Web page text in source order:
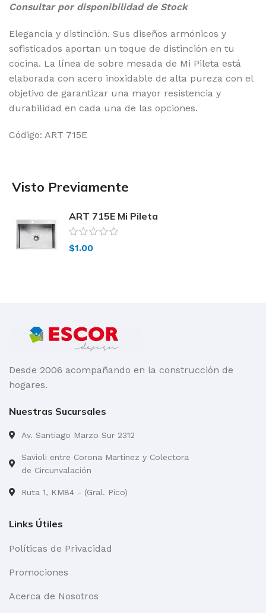
Consultar por disponibilidad de Stock
Elegancia y distinción. Sus diseños armónicos y
sofisticados aportan un toque de distinción en tu
cocina. La línea de sobre mesada de Mi Pileta está
elaborada con acero inoxidable de alta pureza con el
objetivo de garantizar una mayor resistencia y
durabilidad en cada una de las opciones.
Código: ART 715E
Visto Previamente
ART 715E Mi Pileta
$1.00
Desde 2006 acompañando en la construcción de
hogares.
Nuestras Sucursales
Av. Santiago Marzo Sur 2312
Savioli entre Corona Martinez y Colectora
de Circunvalación
Ruta 1, KM84 - (Gral. Pico)
Links Útiles
Políticas de Privacidad
Promociones
Acerca de Nosotros